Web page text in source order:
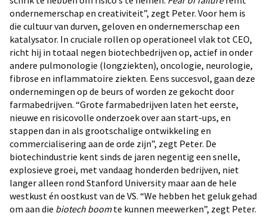
ondernemerschap en creativiteit”, zegt Peter. Voor hem is
die cultuur van durven, geloven en ondernemerschap een
katalysator. In cruciale rollen op operationeel vlak tot CEO,
richt hij in totaal negen biotechbedrijven op, actief in onder
andere pulmonologie (longziekten), oncologie, neurologie,
fibrose en inflammatoire ziekten. Eens succesvol, gaan deze
ondernemingen op de beurs of worden ze gekocht door
farmabedrijven. “Grote farmabedrijven laten het eerste,
nieuwe en risicovolle onderzoek over aan start-ups, en
stappen dan in als grootschalige ontwikkeling en
commercialisering aan de orde zijn”, zegt Peter. De
biotechindustrie kent sinds de jaren negentig een snelle,
explosieve groei, met vandaag honderden bedrijven, niet
langer alleen rond Stanford University maar aan de hele
westkust én oostkust van de VS. “We hebben het geluk gehad
om aan die biotech boomte kunnen meewerken”, zegt Peter.